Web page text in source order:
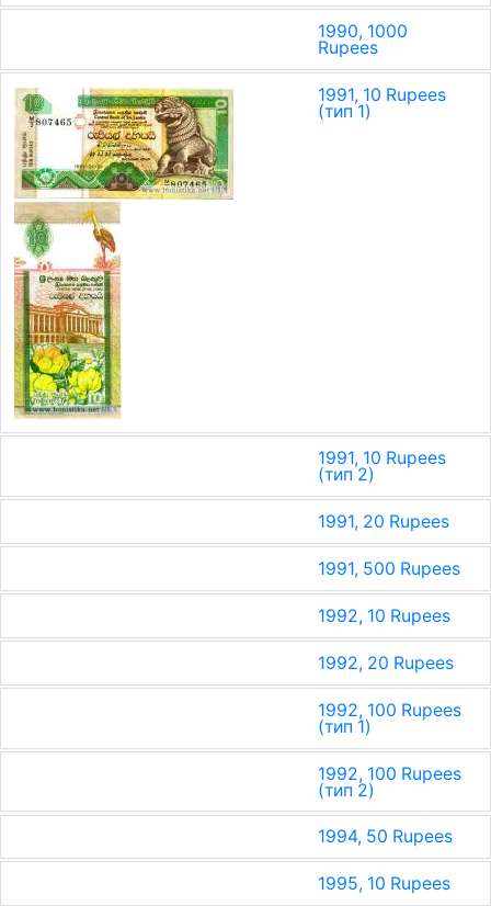
1990, 1000
Rupees
1991, 10 Rupees
(тип 1)
1991, 10 Rupees
(тип 2)
1991, 20 Rupees
1991, 500 Rupees
1992, 10 Rupees
1992, 20 Rupees
1992, 100 Rupees
(тип 1)
1992, 100 Rupees
(тип 2)
1994, 50 Rupees
1995, 10 Rupees